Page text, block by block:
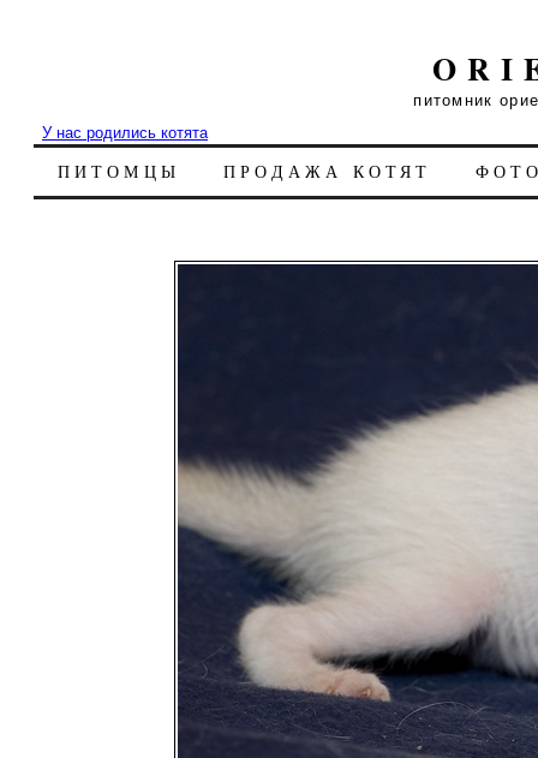
питомник
У нас родились котята
ПИТОМЦЫ ПРОДАЖА КОТЯТ